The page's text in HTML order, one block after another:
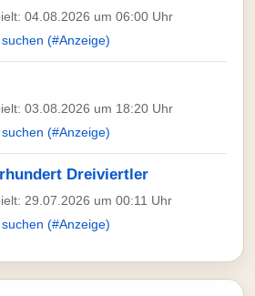
04.08.2026 um 06:00 Uhr
(#Anzeige)
03.08.2026 um 18:20 Uhr
(#Anzeige)
Dreiviertler
29.07.2026 um 00:11 Uhr
(#Anzeige)